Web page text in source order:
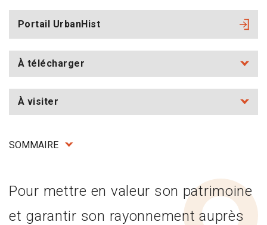
Portail UrbanHist
À télécharger
À visiter
SOMMAIRE
Pour mettre en valeur son patrimoine
et garantir son rayonnement auprès